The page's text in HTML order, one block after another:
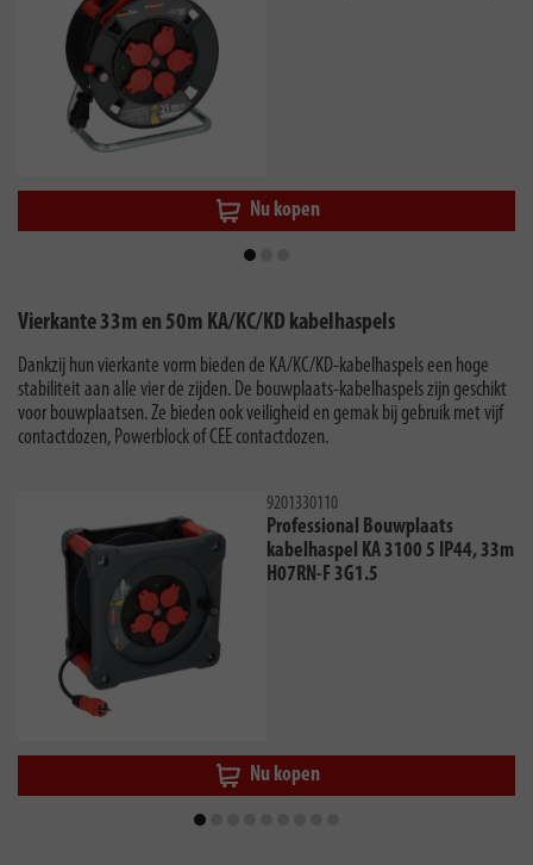
Nu kopen
Vierkante 33m en 50m KA/KC/KD kabelhaspels
Dankzij hun vierkante vorm bieden de KA/KC/KD-kabelhaspels een hoge
stabiliteit aan alle vier de zijden. De bouwplaats-kabelhaspels zijn geschikt
voor bouwplaatsen. Ze bieden ook veiligheid en gemak bij gebruik met vijf
contactdozen, Powerblock of CEE contactdozen.
9201330110
Professional Bouwplaats
kabelhaspel KA 3100 5 IP44, 33m
H07RN-F 3G1.5
Nu kopen